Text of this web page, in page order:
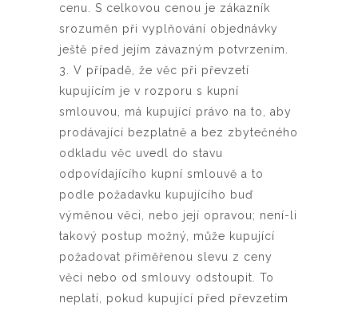
cenu. S celkovou cenou je zákazník
srozuměn při vyplňování objednávky
ještě před jejím závazným potvrzením.
3. V případě, že věc při převzetí
kupujícím je v rozporu s kupní
smlouvou, má kupující právo na to, aby
prodávající bezplatně a bez zbytečného
odkladu věc uvedl do stavu
odpovídajícího kupní smlouvě a to
podle požadavku kupujícího buď
výměnou věci, nebo její opravou; není-li
takový postup možný, může kupující
požadovat přiměřenou slevu z ceny
věci nebo od smlouvy odstoupit. To
neplatí, pokud kupující před převzetím